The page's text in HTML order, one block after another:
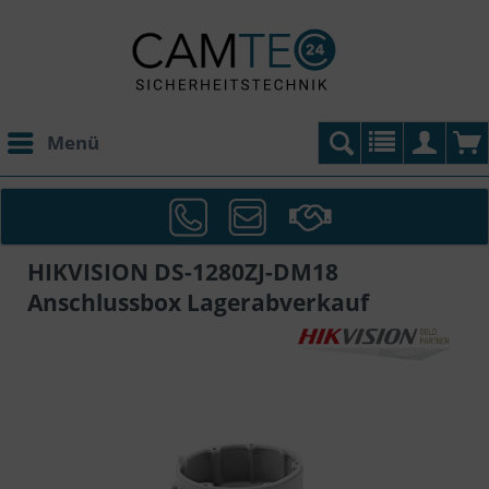
Menü
HIKVISION DS-1280ZJ-DM18
Anschlussbox Lagerabverkauf